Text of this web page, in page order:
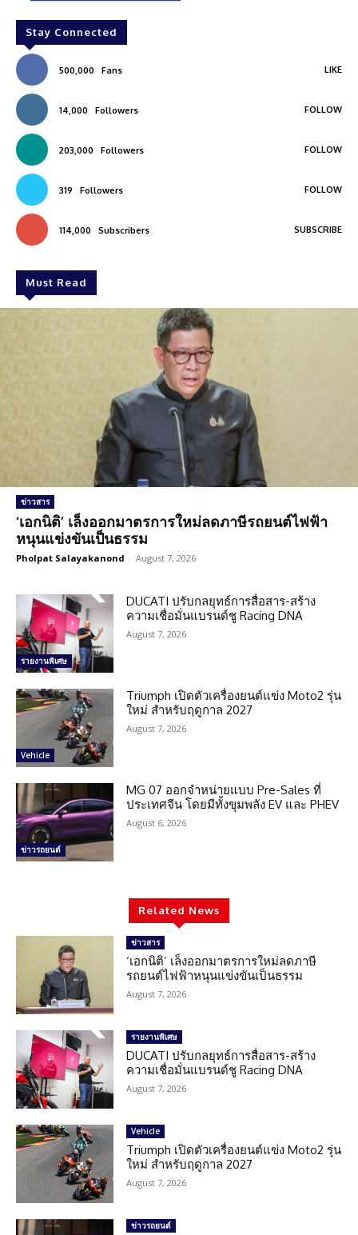
Stay Connected
500,000 Fans LIKE
14,000 Followers FOLLOW
203,000 Followers FOLLOW
319 Followers FOLLOW
114,000 Subscribers SUBSCRIBE
Must Read
ข่าวสาร
‘เอกนิติ’ เล็งออกมาตรการใหม่ลดภาษีรถยนต์ไฟฟ้า
หนุนแข่งขันเป็นธรรม
Pholpat Salayakanond - August 7, 2026
รายงานพิเศษ
DUCATI ปรับกลยุทธ์การสื่อสาร-สร้าง
ความเชื่อมั่นแบรนด์ชู Racing DNA
August 7, 2026
Vehicle
Triumph เปิดตัวเครื่องยนต์แข่ง Moto2 รุ่น
ใหม่ สำหรับฤดูกาล 2027
August 7, 2026
ข่าวรถยนต์
MG 07 ออกจำหน่ายแบบ Pre-Sales ที่
ประเทศจีน โดยมีทั้งขุมพลัง EV และ PHEV
August 6, 2026
Related News
ข่าวสาร
‘เอกนิติ’ เล็งออกมาตรการใหม่ลดภาษี
รถยนต์ไฟฟ้าหนุนแข่งขันเป็นธรรม
August 7, 2026
รายงานพิเศษ
DUCATI ปรับกลยุทธ์การสื่อสาร-สร้าง
ความเชื่อมั่นแบรนด์ชู Racing DNA
August 7, 2026
Vehicle
Triumph เปิดตัวเครื่องยนต์แข่ง Moto2 รุ่น
ใหม่ สำหรับฤดูกาล 2027
August 7, 2026
ข่าวรถยนต์